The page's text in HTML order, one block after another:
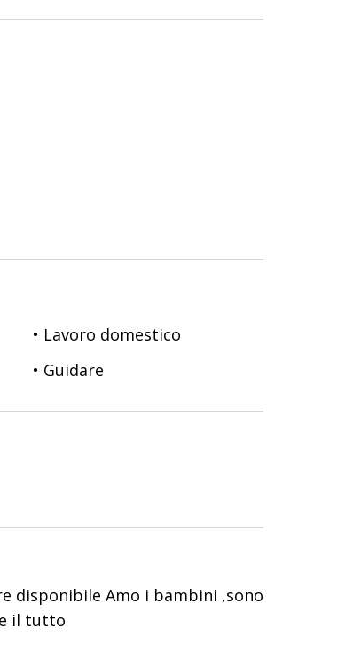
• Lavoro domestico
• Guidare
disponibile Amo i bambini ,sono
il tutto